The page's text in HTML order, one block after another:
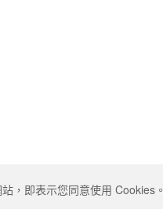
，即表示您同意使用 Cookies。
Designed byATTEIPO.